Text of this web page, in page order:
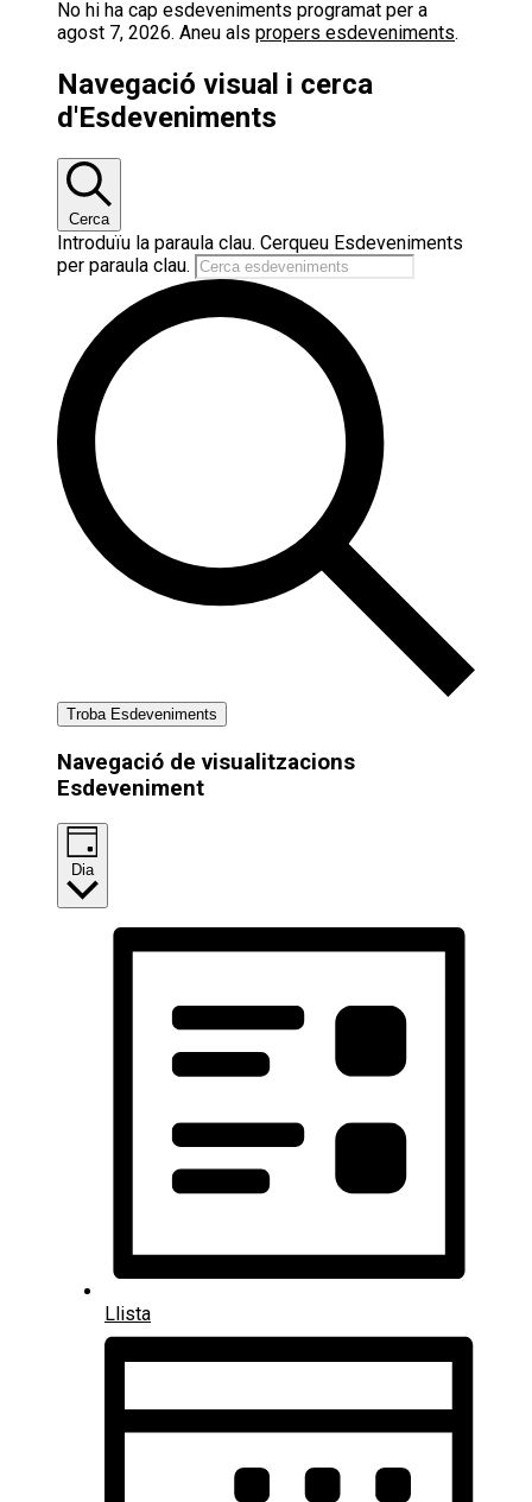
No hi ha cap esdeveniments programat per a
agost 7, 2026. Aneu als propers esdeveniments.
Navegació visual i cerca
d'Esdeveniments
Cerca
Introduïu la paraula clau. Cerqueu Esdeveniments
per paraula clau.
Troba Esdeveniments
Navegació de visualitzacions
Esdeveniment
Dia
Llista